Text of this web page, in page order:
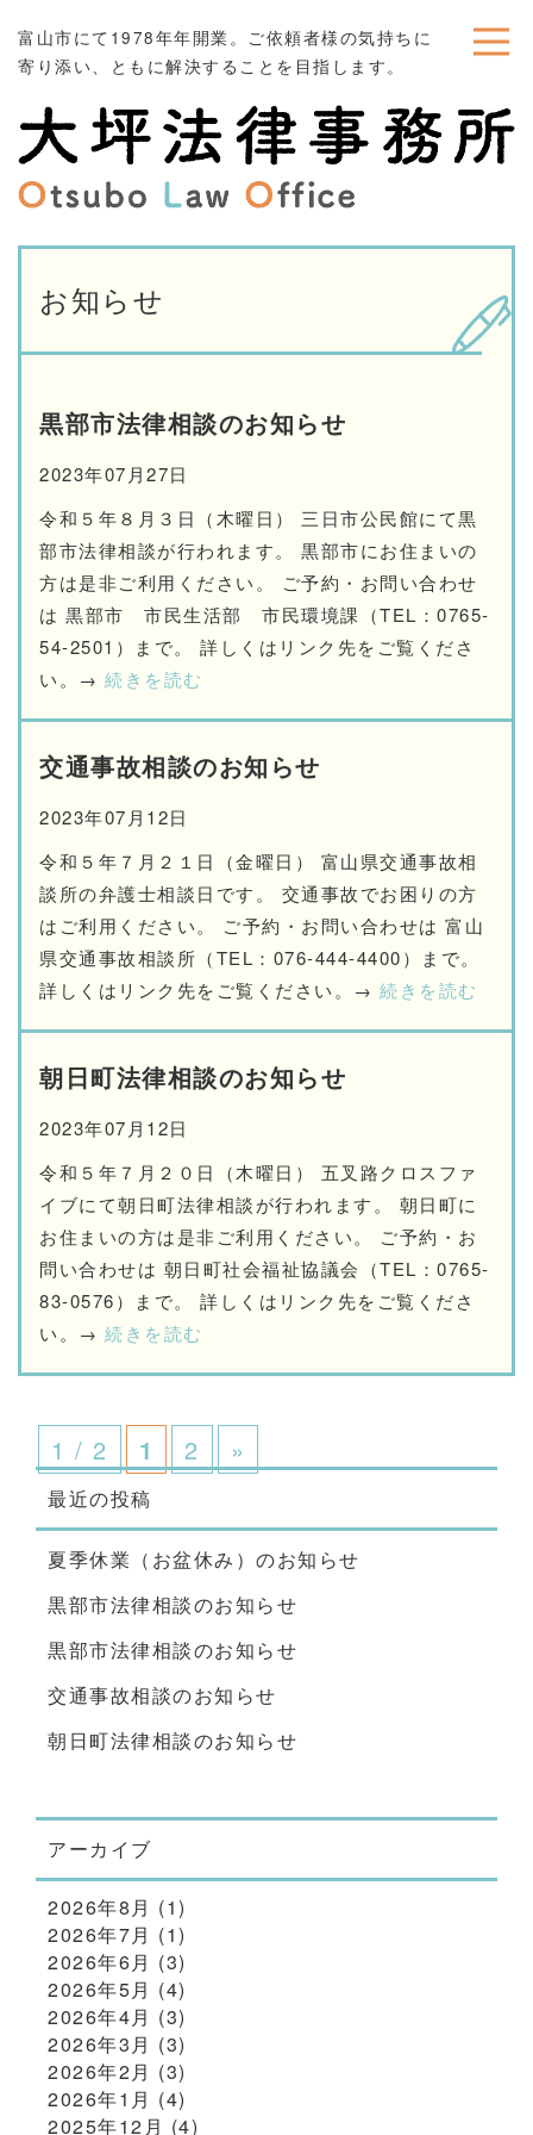
富山市にて1978年年開業。ご依頼者様の気持ちに
寄り添い、ともに解決することを目指します。
お知らせ
黒部市法律相談のお知らせ
2023年07月27日
令和５年８月３日（木曜日） 三日市公民館にて黒
部市法律相談が行われます。 黒部市にお住まいの
方は是非ご利用ください。 ご予約・お問い合わせ
は 黒部市 市民生活部 市民環境課（TEL：0765-
54-2501）まで。 詳しくはリンク先をご覧くださ
い。→ 続きを読む
交通事故相談のお知らせ
2023年07月12日
令和５年７月２１日（金曜日） 富山県交通事故相
談所の弁護士相談日です。 交通事故でお困りの方
はご利用ください。 ご予約・お問い合わせは 富山
県交通事故相談所（TEL：076-444-4400）まで。
詳しくはリンク先をご覧ください。→ 続きを読む
朝日町法律相談のお知らせ
2023年07月12日
令和５年７月２０日（木曜日） 五叉路クロスファ
イブにて朝日町法律相談が行われます。 朝日町に
お住まいの方は是非ご利用ください。 ご予約・お
問い合わせは 朝日町社会福祉協議会（TEL：0765-
83-0576）まで。 詳しくはリンク先をご覧くださ
い。→ 続きを読む
1 / 2 1 2 »
最近の投稿
夏季休業（お盆休み）のお知らせ
黒部市法律相談のお知らせ
黒部市法律相談のお知らせ
交通事故相談のお知らせ
朝日町法律相談のお知らせ
アーカイブ
2026年8月 (1)
2026年7月 (1)
2026年6月 (3)
2026年5月 (4)
2026年4月 (3)
2026年3月 (3)
2026年2月 (3)
2026年1月 (4)
2025年12月 (4)